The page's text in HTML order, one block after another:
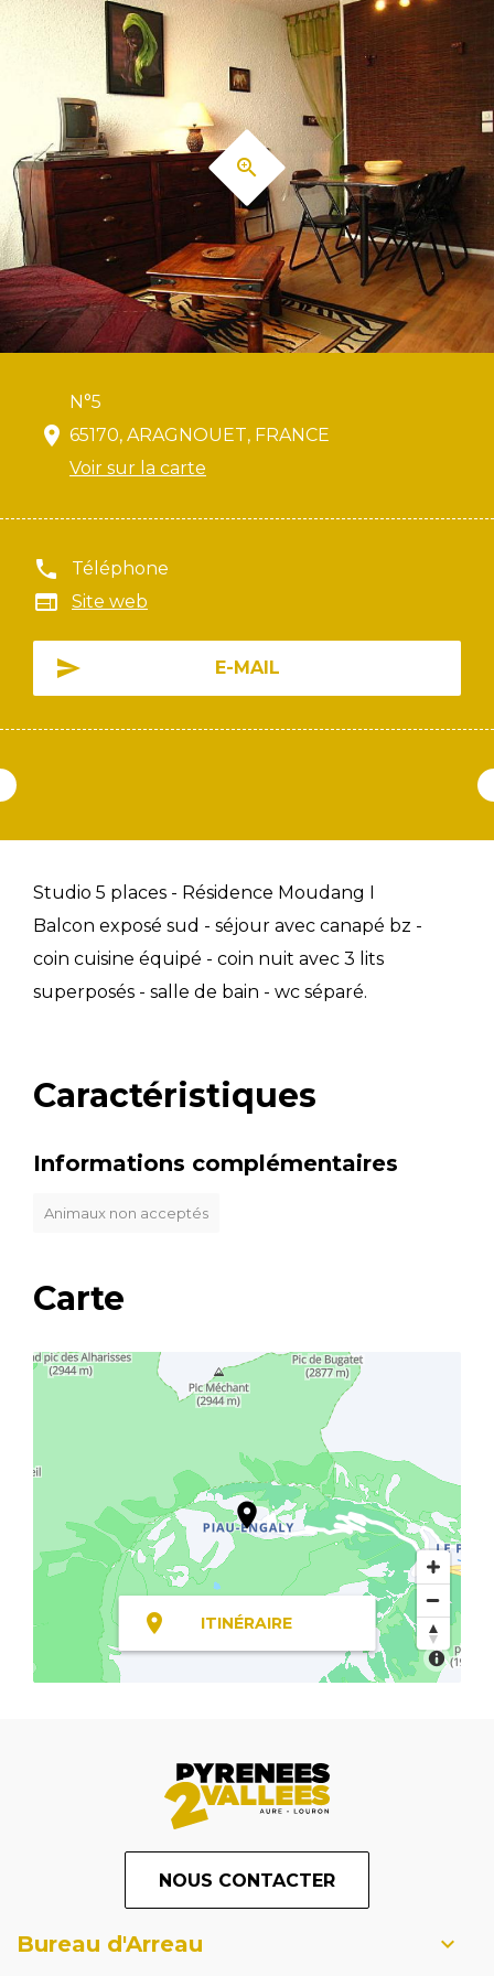
N°5
65170, ARAGNOUET, FRANCE
Voir sur la carte
Téléphone
Site web
E-MAIL
Studio 5 places - Résidence Moudang I
Balcon exposé sud - séjour avec canapé bz -
coin cuisine équipé - coin nuit avec 3 lits
superposés - salle de bain - wc séparé.
Caractéristiques
Informations complémentaires
Animaux non acceptés
Carte
ITINÉRAIRE
NOUS CONTACTER
Bureau d'Arreau